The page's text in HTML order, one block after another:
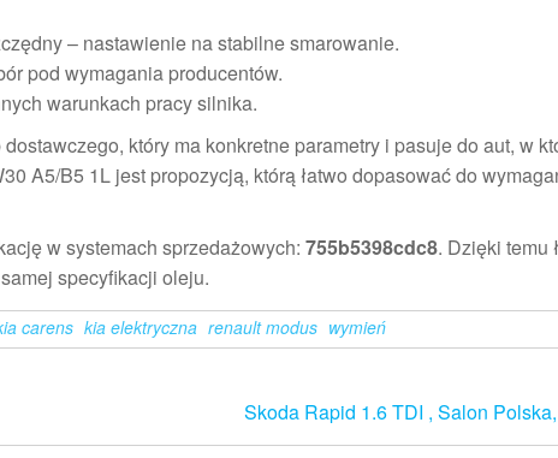
– nastawienie na stabilne smarowanie.
pod wymagania producentów.
warunkach pracy silnika.
który ma konkretne parametry i pasuje do aut, w
A5/B5 1L jest propozycją, którą łatwo dopasować do
w systemach sprzedażowych: 755b5398cdc8. Dzięki temu
specyfikacji oleju.
carens kia elektryczna renault modus wymień
Skoda Rapid 1.6 TDI , Salon